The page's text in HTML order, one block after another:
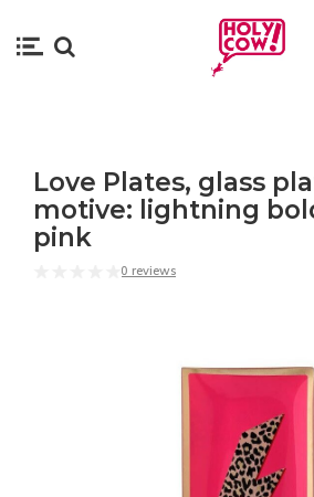
Love Plates, glass
motive: lightning
pink
0 reviews